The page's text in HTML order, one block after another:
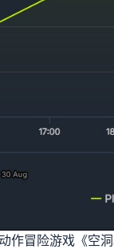
作冒险游戏《空